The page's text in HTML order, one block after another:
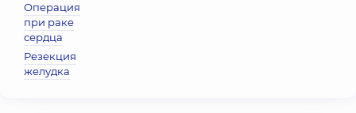
Операция
при раке
сердца
Резекция
желудка